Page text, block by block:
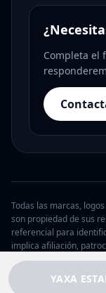
YAXA
Completa el
Todas las marcas,
son propiedad de sus
referencial para
implica afiliación,
© 2026 Yaxa Argentina.